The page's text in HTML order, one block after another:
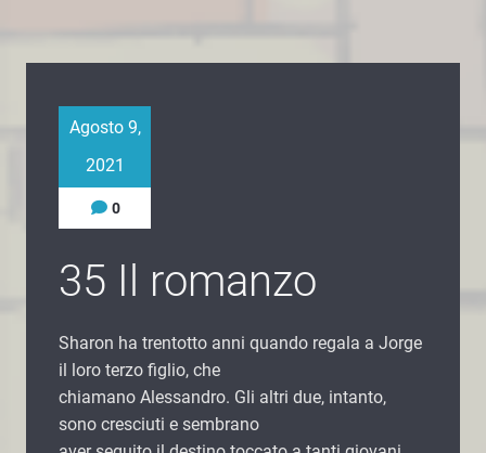
Agosto 9,
2021
0
35 Il romanzo
Sharon ha trentotto anni quando regala a Jorge
il loro terzo figlio, che
chiamano Alessandro. Gli altri due, intanto,
sono cresciuti e sembrano